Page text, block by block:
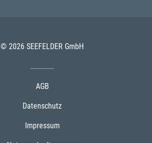
© 2026 SEEFELDER GmbH
AGB
Datenschutz
Impressum